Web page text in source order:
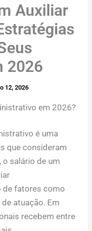
Auxiliar
2026
12, 2026
em 2026?
é uma
que consideram
o salário de um
de fatores como
atuação. Em
recebem entre